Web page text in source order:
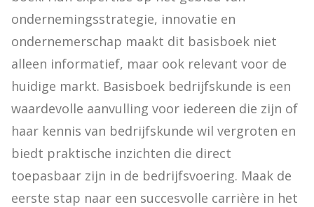
ondernemingsstrategie, innovatie en
ondernemerschap maakt dit basisboek niet
alleen informatief, maar ook relevant voor de
huidige markt. Basisboek bedrijfskunde is een
waardevolle aanvulling voor iedereen die zijn of
haar kennis van bedrijfskunde wil vergroten en
biedt praktische inzichten die direct
toepasbaar zijn in de bedrijfsvoering. Maak de
eerste stap naar een succesvolle carrière in het